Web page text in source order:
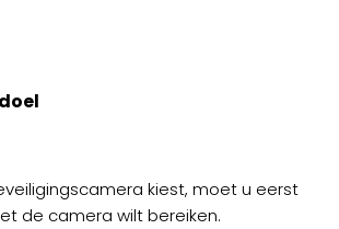
kiest, moet u eerst
de camera wilt bereiken.